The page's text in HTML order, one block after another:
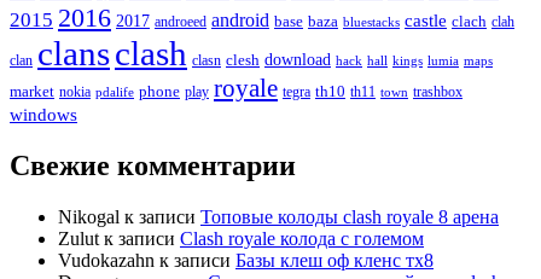
2015 2016 2017 androeed android base baza bluestacks castle clach clah
clan clansclash clasn clesh download hack hall kings lumia maps
market nokia pdalife phone play royale tegra th10 th11 town trashbox
windows
Свежие комментарии
Nikogal к записи Топовые колоды clash royale 8 арена
Zulut к записи Clash royale колода с големом
Vudokazahn к записи Базы клеш оф кленс тх8